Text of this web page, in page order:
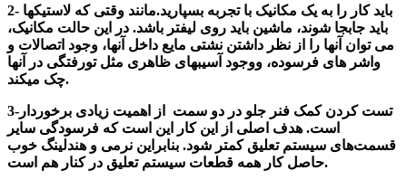
2- باید کار را به یک مکانیک با تجربه بسپارید.مانند وقتی که لاستیکها
باید جابجا شوند، ماشین باید روی لیفتر باشد. در این حالت مکانیک،
می توان آنها را از نظر داشتن نشتی مایع داخل آنها، وجود اتصالات و
واشر های فرسوده، ووجود آسیبهای ظاهری مثل تورفتگی در آنها
چک میکند.
3-تست کردن کمک فنر جلو در دو سمت از اهمیت زیادی برخوردار
است. هدف اصلی ا ز
این کار این است که فرسودگی سایر
قسمت‌های سیستم تعلیق کمتر شود. بنابراین نرمی و هندلینگ خوب
حاصل کار همه قطعات سیستم تعلیق در کنار هم است.